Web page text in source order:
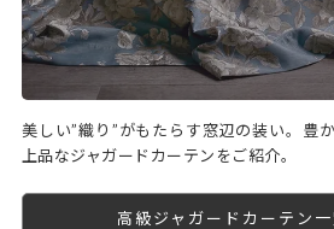
美しい”織り”がもたらす窓辺の装い。豊
上品なジャガードカーテンをご紹介。
高級ジャガードカーテン